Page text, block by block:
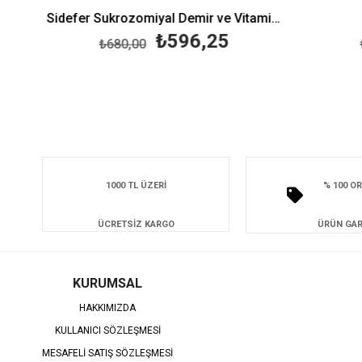
Sidefer Sukrozomiyal Demir ve Vitamin İçeren Takviye Edici Gıda
₺596,25
₺680,00
1000 TL ÜZERİ
ÜCRETSİZ KARGO
% 100
ÜRÜN
KURUMSAL
HAKKIMIZDA
KULLANICI SÖZLEŞMESİ
MESAFELİ SATIŞ SÖZLEŞMESİ